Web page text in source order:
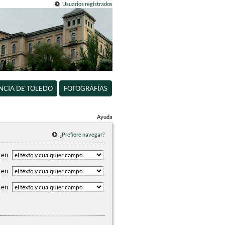
Usuarios registrados
DE TOLEDO FOTOGRAFÍAS
Ayuda
¿Prefiere navegar?
en
en
en